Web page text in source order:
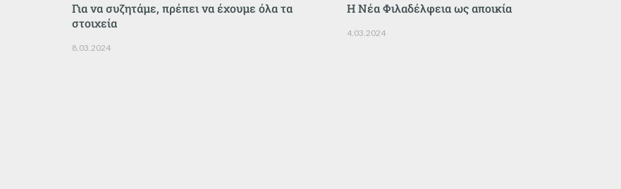
Για να συζητάμε, πρέπει να έχουμε όλα τα
στοιχεία
8.03.2024
Η Νέα Φιλαδέλφεια ως αποικία
4.03.2024